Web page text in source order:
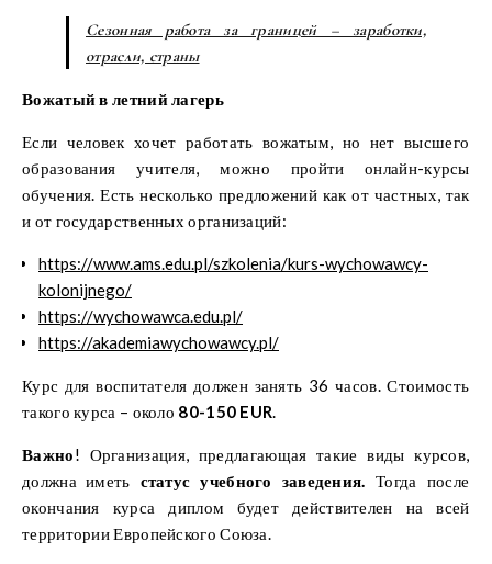
Сезонная работа за границей – заработки,
отрасли, страны
Вожатый в летний лагерь
Если человек хочет работать вожатым, но нет высшего
образования учителя, можно пройти онлайн-курсы
обучения. Есть несколько предложений как от частных, так
и от государственных организаций:
https://www.ams.edu.pl/szkolenia/kurs-wychowawcy-
kolonijnego/
https://wychowawca.edu.pl/
https://akademiawychowawcy.pl/
Курс для воспитателя должен занять 36 часов. Стоимость
такого курса – около 80-150 EUR.
Важно! Организация, предлагающая такие виды курсов,
должна иметь статус учебного заведения. Тогда после
окончания курса диплом будет действителен на всей
территории Европейского Союза.